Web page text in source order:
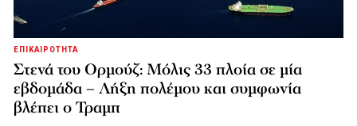
ΕΠΙΚΑΙΡΟΤΗΤΑ
Στενά του Ορμούζ: Μόλις 33 πλοία σε μία
εβδομάδα – Λήξη πολέμου και συμφωνία
βλέπει ο Τραμπ